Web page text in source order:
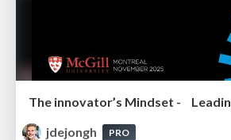
jdejongh
PRO